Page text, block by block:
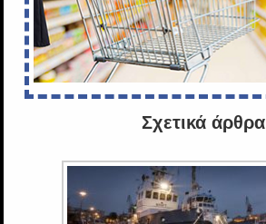
Σχετικά άρθρα